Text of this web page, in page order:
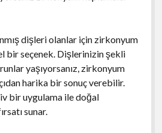
dişleri olanlar için zirkonyum
bir seçenek. Dişlerinizin şekli
yaşıyorsanız, zirkonyum
harika bir sonuç verebilir.
bir uygulama ile doğal
sunar.